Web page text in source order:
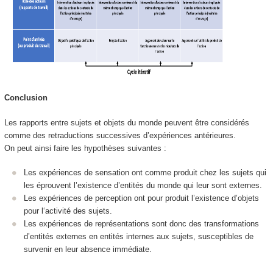
Conclusion
Les rapports entre sujets et objets du monde peuvent être considérés
comme des retraductions successives d’expériences antérieures.
On peut ainsi faire les hypothèses suivantes :
Les expériences de sensation ont comme produit chez les sujets qui
les éprouvent l’existence d’entités du monde qui leur sont externes.
Les expériences de perception ont pour produit l’existence d’objets
pour l‘activité des sujets.
Les expériences de représentations sont donc des transformations
d’entités externes en entités internes aux sujets, susceptibles de
survenir en leur absence immédiate.